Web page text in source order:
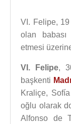
VI. Felipe,
olan
etmesi
VI. Felipe,
başkenti
Kraliçe,
oğlu olarak
Alfonso de